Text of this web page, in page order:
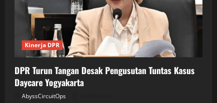
Kinerja DPR
DPR Turun Tangan Desak Pengusutan Tuntas Kasus
Daycare Yogyakarta
AbyssCircuitOps